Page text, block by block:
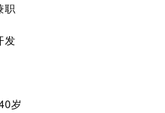
职
发
岁